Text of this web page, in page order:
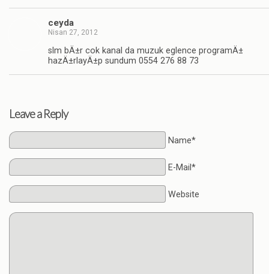
ceyda
Nisan 27, 2012
slm bÄ±r cok kanal da muzuk eglence programÄ±
hazÄ±rlayÄ±p sundum 0554 276 88 73
Leave a Reply
Name*
E-Mail*
Website